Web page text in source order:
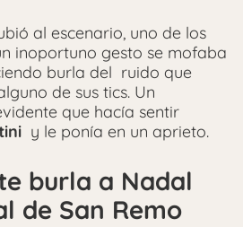
al escenario, uno de los
inoportuno gesto se mofaba
burla del ruido que
de sus tics. Un
que hacía sentir
y le ponía en un aprieto.
burla a Nadal
de San Remo